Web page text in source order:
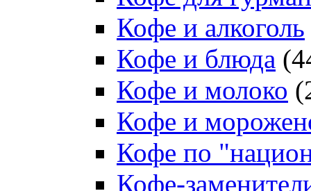
Кофе и алкоголь
Кофе и блюда
Кофе и молоко
Кофе и
Кофе по
Кофе-